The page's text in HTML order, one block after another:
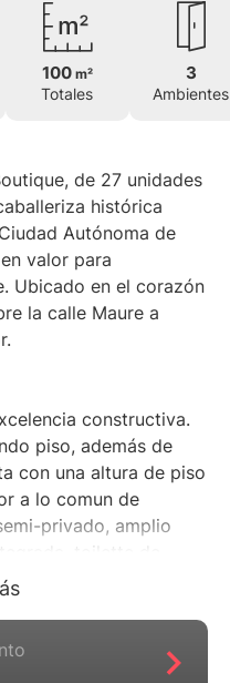
100 m²
Totales
3
Ambientes
de 27 unidades
histórica
Autónoma de
valor para
Ubicado en el corazón
la calle Maure a
constructiva.
piso, además de
con una altura de piso
a lo comun de
privado, amplio
toilette de
dormitorios en suite,
exclusivos, los